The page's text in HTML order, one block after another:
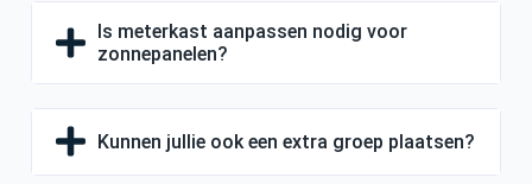
Is meterkast aanpassen nodig voor
zonnepanelen?
Kunnen jullie ook een extra groep plaatsen?